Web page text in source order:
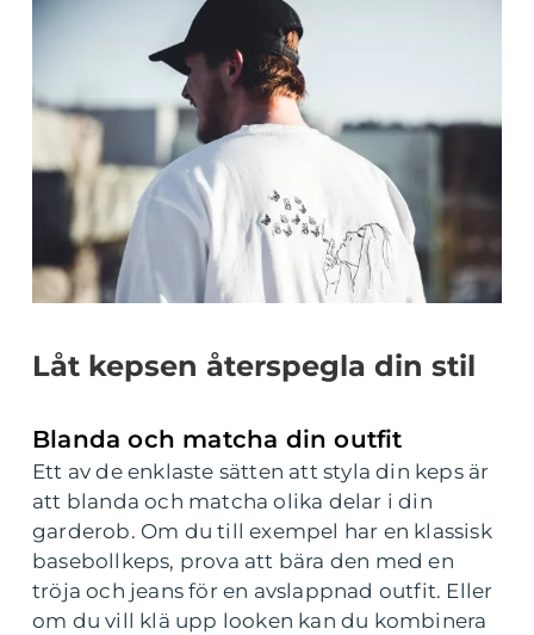
Låt kepsen återspegla din stil
Blanda och matcha din outfit
Ett av de enklaste sätten att styla din keps är
att blanda och matcha olika delar i din
garderob. Om du till exempel har en klassisk
basebollkeps, prova att bära den med en
tröja och jeans för en avslappnad outfit. Eller
om du vill klä upp looken kan du kombinera